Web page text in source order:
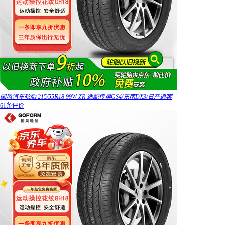
国风汽车轮胎 215/55R18 99W ZR 适配传祺GS4/东南DX3/日产逍客
61条评价